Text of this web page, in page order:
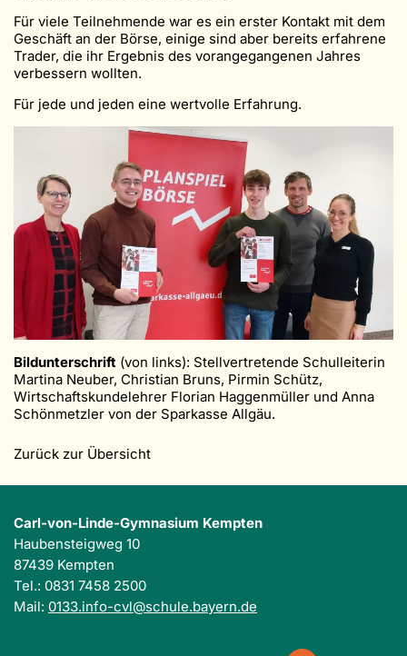
Für viele Teilnehmende war es ein erster Kontakt mit dem
Geschäft an der Börse, einige sind aber bereits erfahrene
Trader, die ihr Ergebnis des vorangegangenen Jahres
verbessern wollten.
Für jede und jeden eine wertvolle Erfahrung.
Bildunterschrift (von links): Stellvertretende Schulleiterin
Martina Neuber, Christian Bruns, Pirmin Schütz,
Wirtschaftskundelehrer Florian Haggenmüller und Anna
Schönmetzler von der Sparkasse Allgäu.
Zurück zur Übersicht
Carl-von-Linde-Gymnasium Kempten
Haubensteigweg 10
87439 Kempten
Tel.: 0831 7458 2500
Mail: 0133.info-cvl@schule.bayern.de